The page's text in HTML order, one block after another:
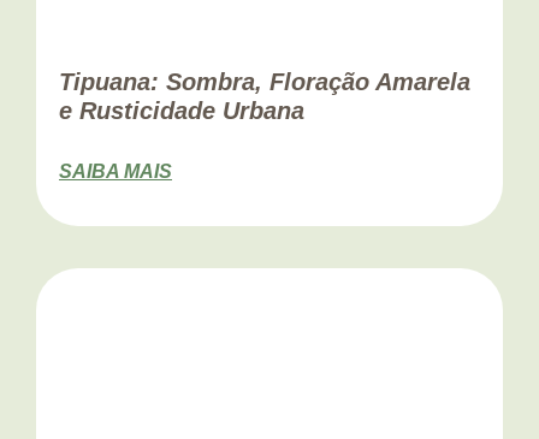
Tipuana: Sombra, Floração Amarela
e Rusticidade Urbana
SAIBA MAIS